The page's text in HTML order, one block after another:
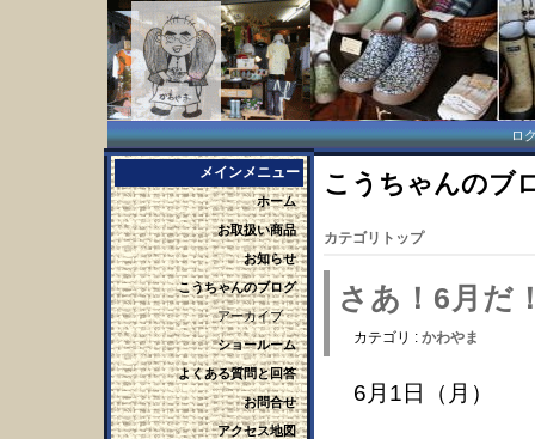
ロ
メインメニュー
ホーム
お取扱い商品
お知らせ
こうちゃんのブログ
アーカイブ
ショールーム
よくある質問と回答
お問合せ
アクセス地図
こうちゃんのブ
カテゴリトップ
さあ！6月だ
カテゴリ : かわやま
6月1日（月）